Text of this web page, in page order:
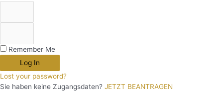
Remember Me
Log In
Lost your password?
Sie haben keine Zugangsdaten? JETZT BEANTRAGEN